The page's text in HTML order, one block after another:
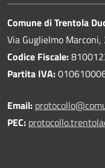
Comune di Trentola
Via Guglielmo
Codice Fiscale:
Partita IVA:
Email:
PEC: